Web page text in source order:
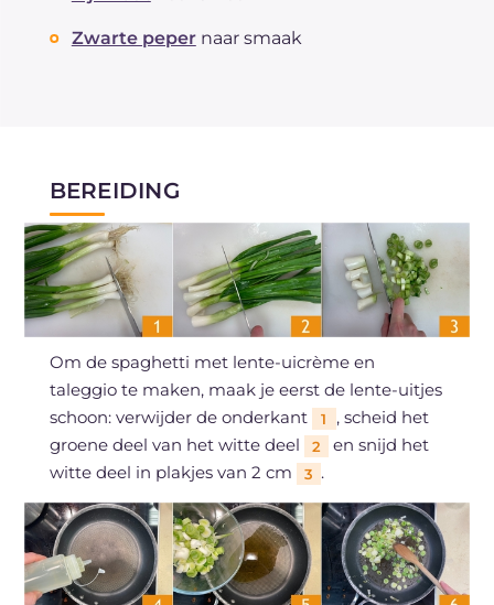
Zwarte peper naar smaak
BEREIDING
Om de spaghetti met lente-uicrème en
taleggio te maken, maak je eerst de lente-uitjes
schoon: verwijder de onderkant
1
, scheid het
groene deel van het witte deel
2
en snijd het
witte deel in plakjes van 2 cm
3 .